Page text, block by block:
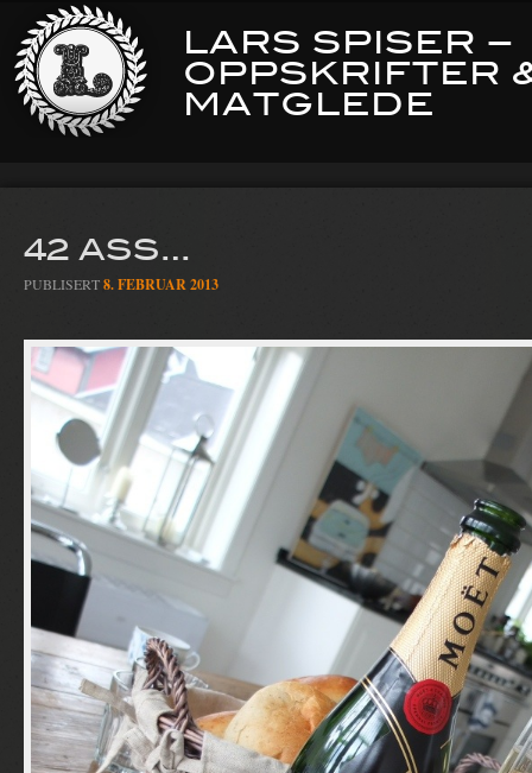
LARS SPISER –
OPPSKRIFTER
MATGLEDE
42 ASS…
PUBLISERT8. FEBRUAR 2013